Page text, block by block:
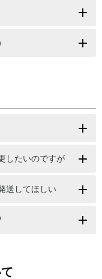
したいのですが
送してほしい